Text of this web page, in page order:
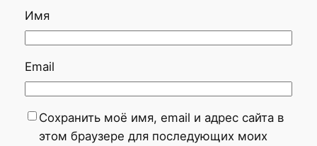
Имя
Email
Сохранить моё имя, email и адрес сайта в
этом браузере для последующих моих